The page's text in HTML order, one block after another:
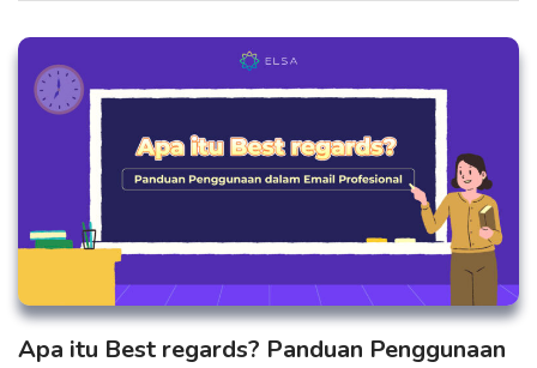
Apa itu Best regards? Panduan Penggunaan